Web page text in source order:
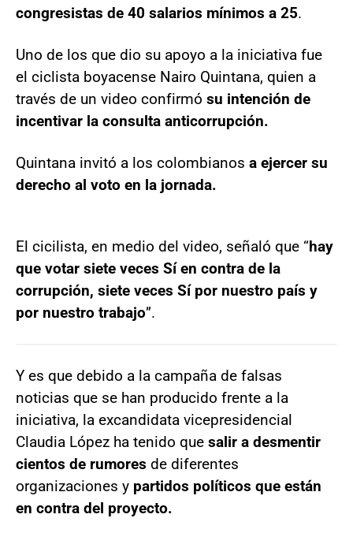
congresistas de 40 salarios mínimos a 25.
Uno de los que dio su apoyo a la iniciativa fue
el ciclista boyacense Nairo Quintana, quien a
través de un video confirmó su intención de
incentivar la consulta anticorrupción.
Quintana invitó a los colombianos a ejercer su
derecho al voto en la jornada.
El cicilista, en medio del video, señaló que “hay
que votar siete veces Sí en contra de la
corrupción, siete veces Sí por nuestro país y
por nuestro trabajo”.
Y es que debido a la campaña de falsas
noticias que se han producido frente a la
iniciativa, la excandidata vicepresidencial
Claudia López ha tenido que salir a desmentir
cientos de rumores de diferentes
organizaciones y partidos políticos que están
en contra del proyecto.